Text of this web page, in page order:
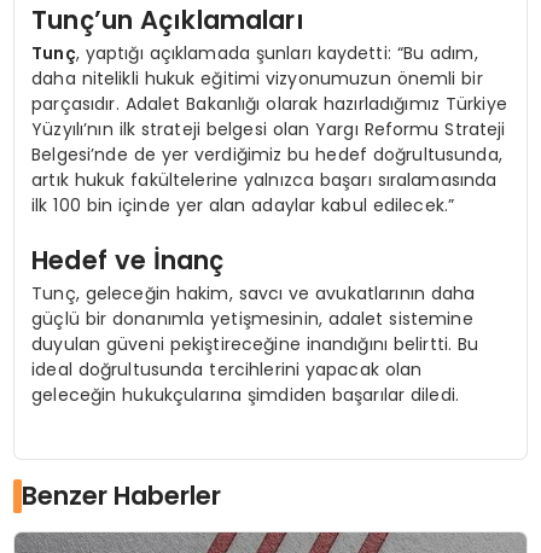
Tunç’un Açıklamaları
Tunç, yaptığı açıklamada şunları kaydetti: “Bu adım,
daha nitelikli hukuk eğitimi vizyonumuzun önemli bir
parçasıdır. Adalet Bakanlığı olarak hazırladığımız Türkiye
Yüzyılı’nın ilk strateji belgesi olan Yargı Reformu Strateji
Belgesi’nde de yer verdiğimiz bu hedef doğrultusunda,
artık hukuk fakültelerine yalnızca başarı sıralamasında
ilk 100 bin içinde yer alan adaylar kabul edilecek.”
Hedef ve İnanç
Tunç, geleceğin hakim, savcı ve avukatlarının daha
güçlü bir donanımla yetişmesinin, adalet sistemine
duyulan güveni pekiştireceğine inandığını belirtti. Bu
ideal doğrultusunda tercihlerini yapacak olan
geleceğin hukukçularına şimdiden başarılar diledi.
Benzer Haberler